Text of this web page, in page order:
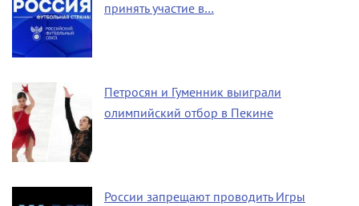
принять участие в…
Петросян и Гуменник выиграли
олимпийский отбор в Пекине
России запрещают проводить Игры